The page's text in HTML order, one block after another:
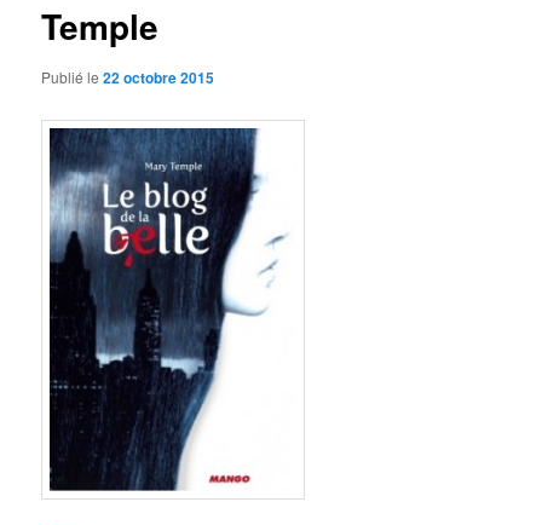
Temple
Publié le22 octobre 2015